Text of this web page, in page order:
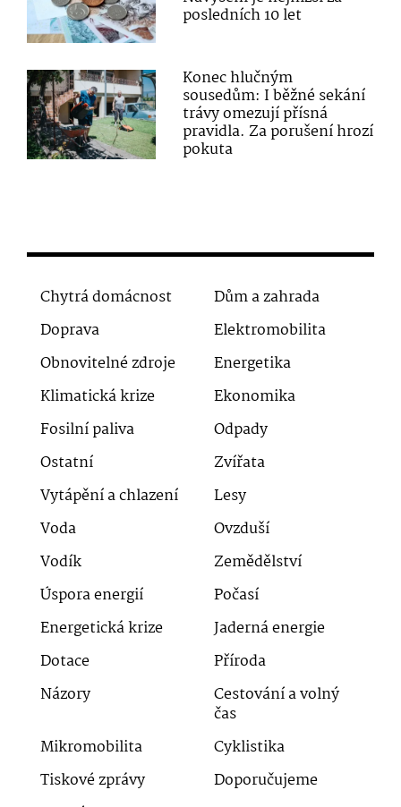
posledních 10 let
Konec hlučným
sousedům: I běžné sekání
trávy omezují přísná
pravidla. Za porušení hrozí
pokuta
Chytrá domácnost
Dům a zahrada
Doprava
Elektromobilita
Obnovitelné zdroje
Energetika
Klimatická krize
Ekonomika
Fosilní paliva
Odpady
Ostatní
Zvířata
Vytápění a chlazení
Lesy
Voda
Ovzduší
Vodík
Zemědělství
Úspora energií
Počasí
Energetická krize
Jaderná energie
Dotace
Příroda
Názory
Cestování a volný
čas
Mikromobilita
Cyklistika
Tiskové zprávy
Doporučujeme